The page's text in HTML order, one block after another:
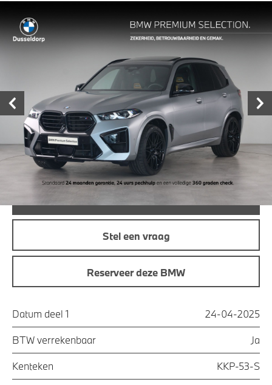
Delen Contact dealer
Prijs € 187.950,-
Maandprijs € 2.155,12
Offerte aanvraag
Stel een vraag
Reserveer deze BMW
Datum deel 1 24-04-2025
BTW verrekenbaar Ja
Kenteken KKP-53-S